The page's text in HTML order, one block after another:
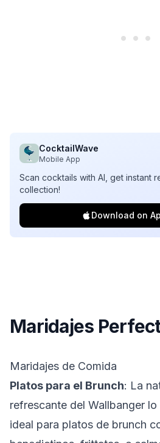
CocktailWave
Mobile App
Scan cocktails with AI, get instant
collection!
Download on
Maridajes
Maridajes de Comida
Platos para el Brunch: La
refrescante del Wallbanger
ideal para platos de brunch